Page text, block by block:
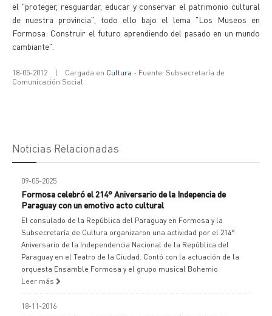
el "proteger, resguardar, educar y conservar el patrimonio cultural
de nuestra provincia", todo ello bajo el lema "Los Museos en
Formosa: Construir el futuro aprendiendo del pasado en un mundo
cambiante".
18-05-2012 | Cargada en Cultura - Fuente: Subsecretaría de
Comunicación Social
Noticias Relacionadas
09-05-2025
Formosa celebró el 214° Aniversario de la Indepencia de
Paraguay con un emotivo acto cultural
El consulado de la República del Paraguay en Formosa y la
Subsecretaría de Cultura organizaron una actividad por el 214°
Aniversario de la Independencia Nacional de la República del
Paraguay en el Teatro de la Ciudad. Contó con la actuación de la
orquesta Ensamble Formosa y el grupo musical Bohemio
Leer más
18-11-2016